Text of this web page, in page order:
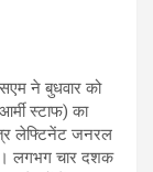
ने बुधवार को
स्टाफ) का
लेफ्टिनेंट जनरल
लगभग चार दशक